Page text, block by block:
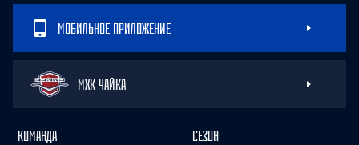
МОБИЛЬНОЕ ПРИЛОЖЕНИЕ
МХК ЧАЙКА
КОМАНДА СЕЗОН